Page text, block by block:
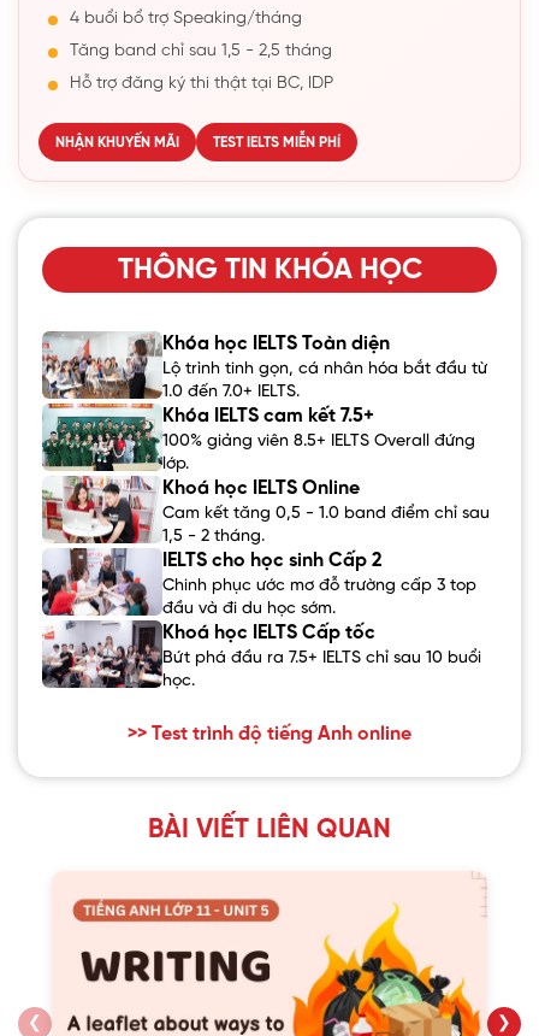
4 buổi bổ trợ Speaking/tháng
Tăng band chỉ sau 1,5 - 2,5 tháng
Hỗ trợ đăng ký thi thật tại BC, IDP
NHẬN KHUYẾN MÃI TEST IELTS MIỄN PHÍ
THÔNG TIN KHÓA HỌC
Khóa học IELTS Toàn diện
Lộ trình tinh gọn, cá nhân hóa bắt đầu từ
1.0 đến 7.0+ IELTS.
Khóa IELTS cam kết 7.5+
100% giảng viên 8.5+ IELTS Overall đứng
lớp.
Khoá học IELTS Online
Cam kết tăng 0,5 - 1.0 band điểm chỉ sau
1,5 - 2 tháng.
IELTS cho học sinh Cấp 2
Chinh phục ước mơ đỗ trường cấp 3 top
đầu và đi du học sớm.
Khoá học IELTS Cấp tốc
Bứt phá đầu ra 7.5+ IELTS chỉ sau 10 buổi
học.
>> Test trình độ tiếng Anh online
BÀI VIẾT LIÊN QUAN
❮ ❯